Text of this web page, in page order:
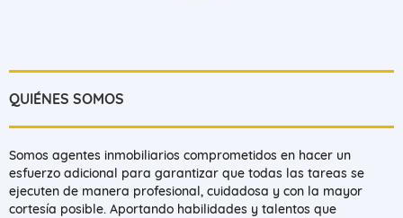
QUIÉNES SOMOS
Somos agentes inmobiliarios comprometidos en hacer un
esfuerzo adicional para garantizar que todas las tareas se
ejecuten de manera profesional, cuidadosa y con la mayor
cortesía posible. Aportando habilidades y talentos que